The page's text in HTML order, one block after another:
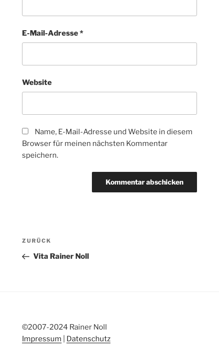
E-Mail-Adresse*
Website
Name, E-Mail-Adresse und Website in diesem
Browser für meinen nächsten Kommentar
speichern.
Beitragsnavigation
Vorheriger
Beitrag
ZURÜCK
Vita Rainer Noll
©2007-2024 Rainer Noll
Impressum
Datenschutz